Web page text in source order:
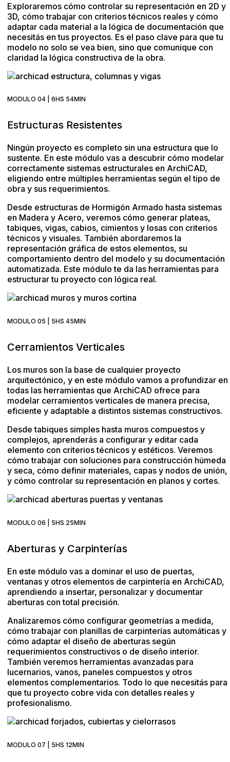
Exploraremos cómo controlar su representación en 2D y
3D, cómo trabajar con criterios técnicos reales y cómo
adaptar cada material a la lógica de documentación que
necesitás en tus proyectos. Es el paso clave para que tu
modelo no solo se vea bien, sino que comunique con
claridad la lógica constructiva de la obra.
MODULO 04 | 6HS 54MIN
Estructuras Resistentes
Ningún proyecto es completo sin una estructura que lo
sustente. En este módulo vas a descubrir cómo modelar
correctamente sistemas estructurales en ArchiCAD,
eligiendo entre múltiples herramientas según el tipo de
obra y sus requerimientos.
Desde estructuras de Hormigón Armado hasta sistemas
en Madera y Acero, veremos cómo generar plateas,
tabiques, vigas, cabios, cimientos y losas con criterios
técnicos y visuales. También abordaremos la
representación gráfica de estos elementos, su
comportamiento dentro del modelo y su documentación
automatizada. Este módulo te da las herramientas para
estructurar tu proyecto con lógica real.
MODULO 05 | 5HS 45MIN
Cerramientos Verticales
Los muros son la base de cualquier proyecto
arquitectónico, y en este módulo vamos a profundizar en
todas las herramientas que ArchiCAD ofrece para
modelar cerramientos verticales de manera precisa,
eficiente y adaptable a distintos sistemas constructivos.
Desde tabiques simples hasta muros compuestos y
complejos, aprenderás a configurar y editar cada
elemento con criterios técnicos y estéticos. Veremos
cómo trabajar con soluciones para construcción húmeda
y seca, cómo definir materiales, capas y nodos de unión,
y cómo controlar su representación en planos y cortes.
MODULO 06 | 5HS 25MIN
Aberturas y Carpinterías
En este módulo vas a dominar el uso de puertas,
ventanas y otros elementos de carpintería en ArchiCAD,
aprendiendo a insertar, personalizar y documentar
aberturas con total precisión.
Analizaremos cómo configurar geometrías a medida,
cómo trabajar con planillas de carpinterías automáticas y
cómo adaptar el diseño de aberturas según
requerimientos constructivos o de diseño interior.
También veremos herramientas avanzadas para
lucernarios, vanos, paneles compuestos y otros
elementos complementarios. Todo lo que necesitás para
que tu proyecto cobre vida con detalles reales y
profesionalismo.
MODULO 07 | 5HS 12MIN